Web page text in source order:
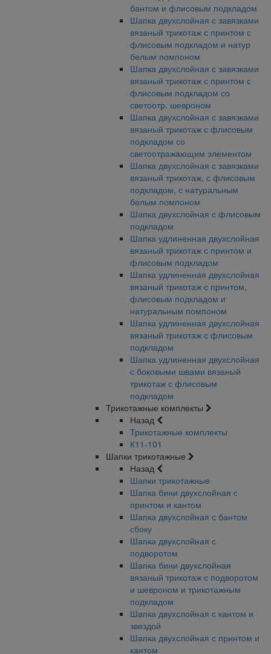
бантом и флисовым подкладом
Шапка двухслойная с завязками
вязаный трикотаж с принтом с
флисовым подкладом и натур
белым помпоном
Шапка двухслойная с завязками
вязаный трикотаж с принтом с
флисовым подкладом со
светоотр. шевроном
Шапка двухслойная с завязками
вязаный трикотаж с флисовым
подкладом со
светоотражающим элементом
Шапка двухслойная с завязками
вязаный трикотаж, с флисовым
подкладом, с натуральным
белым помпоном
Шапка двухслойная с флисовым
подкладом
Шапка удлиненная двухслойная
вязаный трикотаж с принтом и
флисовым подкладом
Шапка удлиненная двухслойная
вязаный трикотаж с принтом,
флисовым подкладом и
натуральным помпоном
Шапка удлиненная двухслойная
вязаный трикотаж с флисовым
подкладом
Шапка удлиненная двухслойная
с боковыми швами вязаный
трикотаж с флисовым
подкладом
Трикотажные комплекты
Назад
Трикотажные комплекты
К11-101
Шапки трикотажные
Назад
Шапки трикотажные
Шапка бини двухслойная с
принтом и кантом
Шапка двухслойная с бантом
сбоку
Шапка двухслойная с
подворотом
Шапка бини двухслойная
вязаный трикотаж с подворотом
и шевроном и трикотажным
подкладом
Шапка двухслойная с кантом и
звездой
Шапка двухслойная с принтом и
кантом